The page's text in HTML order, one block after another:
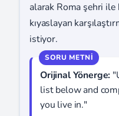
alarak Roma şehri ile
kıyaslayan
istiyor.
Orijinal Yönerge:
list below and
you live in."